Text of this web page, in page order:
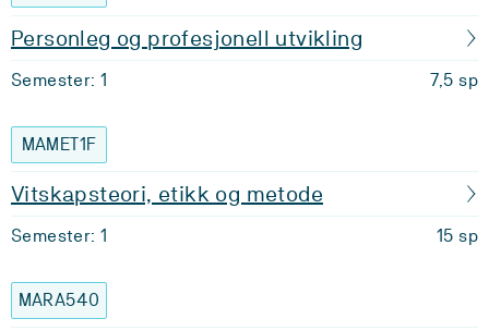
Personleg og profesjonell utvikling
Semester: 1 7,5 sp
MAMET1F
Vitskapsteori, etikk og metode
Semester: 1 15 sp
MARA540